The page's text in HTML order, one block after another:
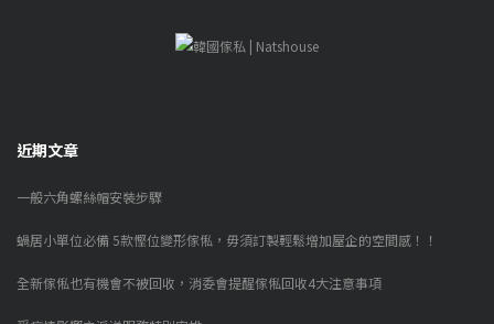
近期文章
一般六角螺絲帽安裝步驟
蝸居小單位必備 5款慳位變形傢俬，毋須訂製輕鬆增加屋企的空間感！！
全新傢俬也有機會不被回收，消委會提醒傢俬回收4大注意事項